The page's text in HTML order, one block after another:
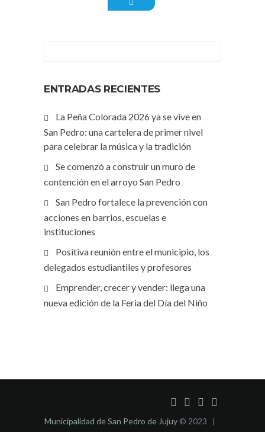
ENTRADAS RECIENTES
La Peña Colorada 2026 ya se vive en
San Pedro: una cartelera de primer nivel
para celebrar la música y la tradición
Se comenzó a construir un muro de
contención en el arroyo San Pedro
San Pedro fortalece la prevención con
acciones en barrios, escuelas e
instituciones
Positiva reunión entre el municipio, los
delegados estudiantiles y profesores
Emprender, crecer y vender: llega una
nueva edición de la Feria del Día del Niño
Municipalidad de San Pedro de Jujuy © 2023 |